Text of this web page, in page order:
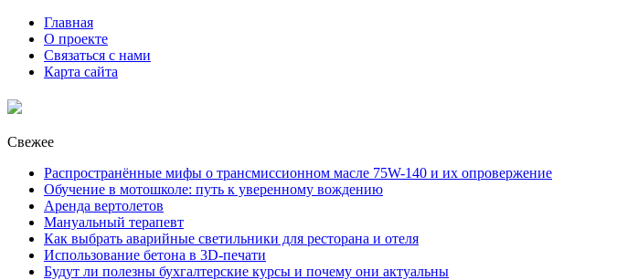
Главная
О проекте
Связаться с нами
Карта сайта
Свежее
Распространённые мифы о трансмиссионном масле 75W-140 и их опровержение
Обучение в мотошколе: путь к уверенному вождению
Аренда вертолетов
Мануальный терапевт
Как выбрать аварийные светильники для ресторана и отеля
Использование бетона в 3D-печати
Будут ли полезны бухгалтерские курсы и почему они актуальны